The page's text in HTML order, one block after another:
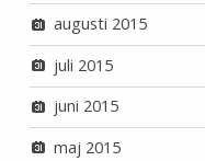
augusti 2015
juli 2015
juni 2015
maj 2015